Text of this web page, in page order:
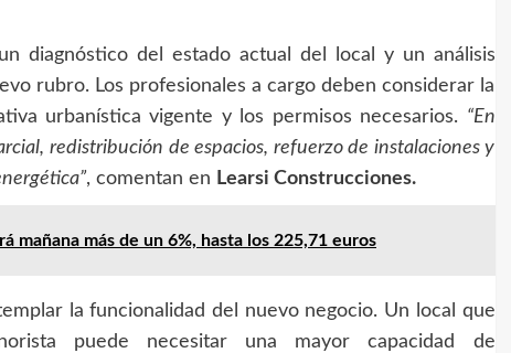
diagnóstico del estado actual del local y un análisis
rubro. Los profesionales a cargo deben considerar la
urbanística vigente y los permisos necesarios. “En
redistribución de espacios, refuerzo de instalaciones y
, comentan en Learsi Construcciones.
mañana más de un 6%, hasta los 225,71 euros
la funcionalidad del nuevo negocio. Un local que
puede necesitar una mayor capacidad de